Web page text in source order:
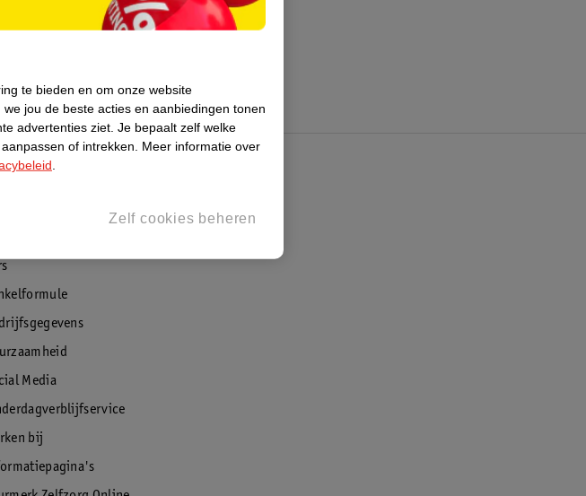
Kruidvat
Media
bij
te bieden en om onze website
we jou de beste acties en aanbiedingen tonen
advertenties ziet. Je bepaalt zelf welke
of intrekken.
Meer informatie over
Zelf cookies beheren